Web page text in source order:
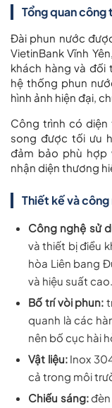
Tổng quan công
Đài phun nước
VietinBank Vĩnh
khách hàng và đối
hệ thống phun
hình ảnh hiện đại,
Công trình có
song được tối ưu
đảm bảo phù hợp
nhận diện thương
Thiết kế và
Công nghệ sử
và thiết bị điều
hòa Liên bang
và hiệu suất cao.
Bố trí vòi phun:
quanh là các
nên bố cục hài
Vật liệu:Inox
cả trong môi
Chiếu sáng:đèn